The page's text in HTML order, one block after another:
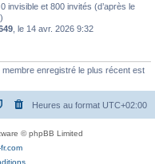
invisible et 800 invités (d’après le
, le 14 avr. 2026 9:32
membre enregistré le plus récent est
Heures au format UTC+02:00
© phpBB Limited